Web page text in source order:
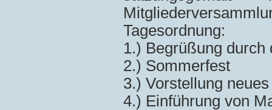
Tagesordnung:
1.) Begrüßung durch
2.) Sommerfest
3.) Vorstellung
4.) Einführung von